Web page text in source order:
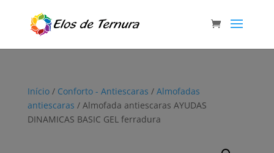
Início/ Conforto - Antiescaras / Almofadas
antiescaras / Almofada antiescaras AYUDAS
DINAMICAS BASIC GEL ferradura